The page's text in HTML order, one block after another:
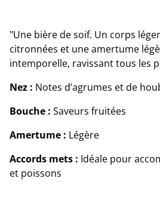
"Une bière de soif. Un corps
citronnées et une amertume
intemporelle, ravissant tous les
Nez : Notes d’agrumes et de
Bouche : Saveurs fruitées
Amertume : Légère
Accords mets : Idéale pour
et poissons